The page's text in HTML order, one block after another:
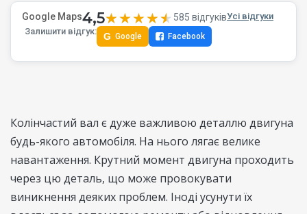
Google Maps4,5★★★★★
★★★★★ 585 відгуківУсі відгуки
Залишити відгук:
G Google Facebook
Колінчастий вал є дуже важливою деталлю двигуна
будь-якого автомобіля. На нього лягає велике
навантаження. Крутний момент двигуна проходить
через цю деталь, що може провокувати
виникнення деяких проблем. Іноді усунути їх